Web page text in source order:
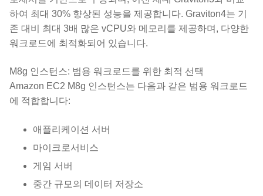
하여 최대 30% 향상된 성능을 제공합니다. Graviton4는 기
존 대비 최대 3배 많은 vCPU와 메모리를 제공하며, 다양한
워크로드에 최적화되어 있습니다.
M8g 인스턴스: 범용 워크로드를 위한 최적 선택
Amazon EC2 M8g 인스턴스는 다음과 같은 범용 워크로드
에 적합합니다:
애플리케이션 서버
마이크로서비스
게임 서버
중간 규모의 데이터 저장소